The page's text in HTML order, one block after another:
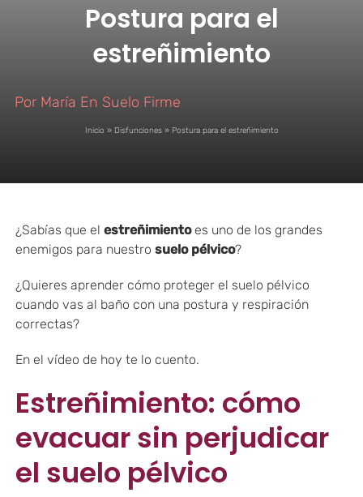
Postura para el
estreñimiento
Por María En Suelo Firme
Inicio » Disfunciones» Postura para el estreñimiento
¿Sabías que el estreñimientoes uno de los grandes
enemigos para nuestro suelo pélvico?
¿Quieres aprender cómo proteger el suelo pélvico
cuando vas al baño con una postura y respiración
correctas?
En el vídeo de hoy te lo cuento.
Estreñimiento: cómo
evacuar sin perjudicar
el suelo pélvico